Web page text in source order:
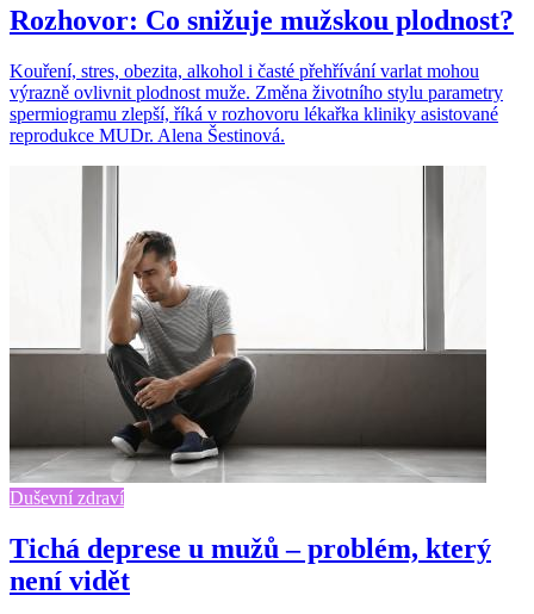
Rozhovor: Co snižuje mužskou plodnost?
Kouření, stres, obezita, alkohol i časté přehřívání varlat mohou
výrazně ovlivnit plodnost muže. Změna životního stylu parametry
spermiogramu zlepší, říká v rozhovoru lékařka kliniky asistované
reprodukce MUDr. Alena Šestinová.
Duševní zdraví
Tichá deprese u mužů – problém, který
není vidět